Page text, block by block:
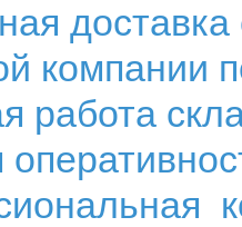
доставка
компании
работа